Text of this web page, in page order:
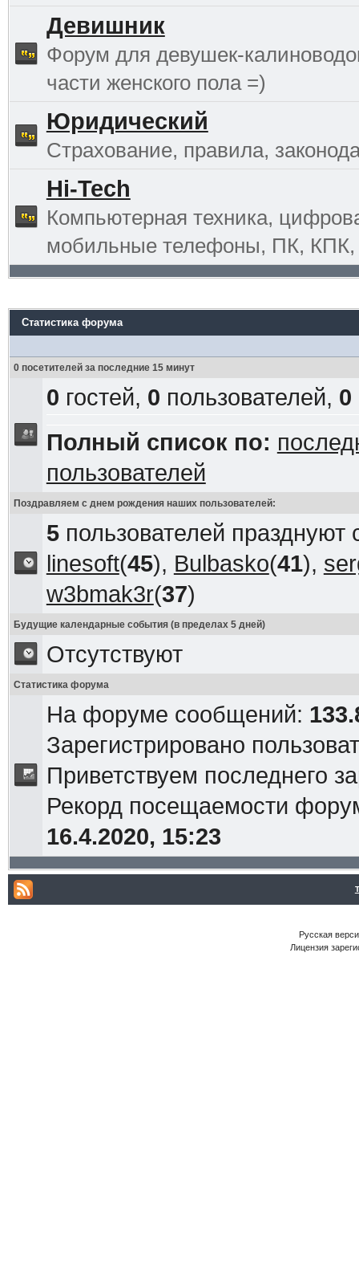
Девишник
Форум для девушек-
части женского пола =)
Юридический
Страхование, правила,
Hi-Tech
Компьютерная техника,
мобильные телефоны, ПК, КПК,
Статистика форума
0 посетителей за последние 15 минут
0 гостей, 0 пользователей, 0
Полный список по:
пользователей
Поздравляем с днем рождения наших пользователей:
5пользователей празднуют
linesoft(45), Bulbasko(41),
w3bmak3r(37)
Будущие календарные события (в пределах 5 дней)
Отсутствуют
Статистика форума
На форуме сообщений:
Зарегистрировано
Приветствуем последнего
Рекорд посещаемости
16.4.2020, 15:23
Русская
Лицензия